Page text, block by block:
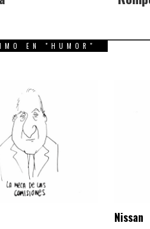
EN "HUMOR"
Nissan